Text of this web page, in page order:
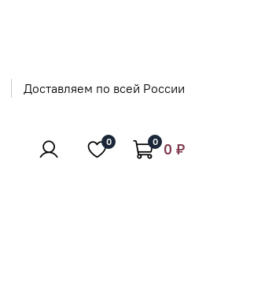
Доставляем по всей России
0 0 0 ₽